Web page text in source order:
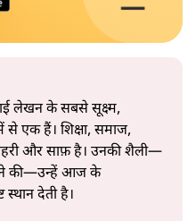
लेखन के सबसे सूक्ष्म,
से एक हैं। शिक्षा, समाज,
और साफ़ है। उनकी शैली—
की—उन्हें आज के
स्थान देती है।